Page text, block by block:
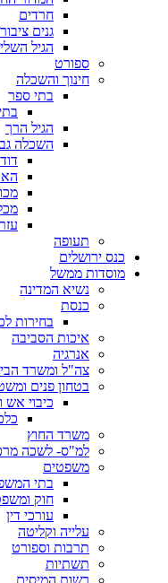
חרדים
גנים
הגיל
ספורט
חינוך והשכלה
בתי ספר
הגיל הרך
השכלה
תעופה
כנס ירושלים
מוסדות ממשל
נשיא המדינה
כנסת
בחירות
איכות הסביבה
אנרגיה
צה"ל ומשרד
בטחון פנים
כיבוי אש
משרד החוץ
למ"ס- לשכה
משפטים
בתי
חוק
עורכי דין
עלייה וקליטה
תרבות וספורט
תשתיות
רשות המיסים